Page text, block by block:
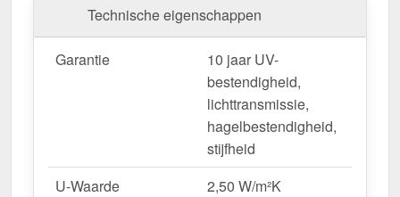
Opgelet:Kopschotten optioneel te bestellen.
Wegens maatwerk / customisatie van herroepingsrecht uitgezonderd
Technische eigenschappen
Garantie
10 jaar UV-
bestendigheid,
lichttransmissie,
hagelbestendigheid,
stijfheid
U-Waarde
2,50 W/m²K